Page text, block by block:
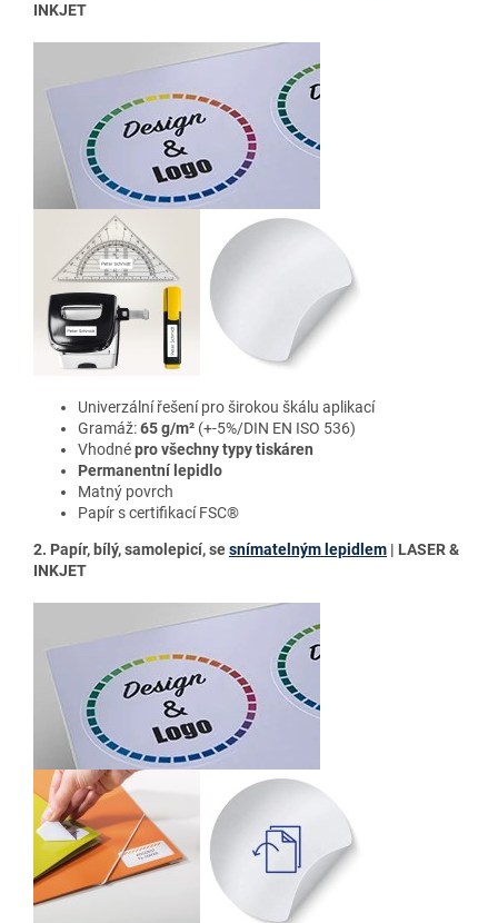
INKJET
Univerzální řešení pro širokou škálu aplikací
Gramáž:65 g/m² (+-5%/DIN EN ISO 536)
Vhodnépro všechny typy tiskáren
Permanentní lepidlo
Matný povrch
Papír s certifikací FSC®
2. Papír, bílý, samolepicí, sesnímatelným lepidlem | LASER &
INKJET